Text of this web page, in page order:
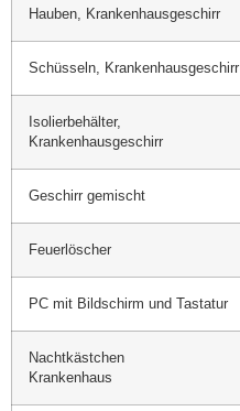
Hauben, Krankenhausgeschirr
Schüsseln, Krankenhausgeschirr
Isolierbehälter,
Krankenhausgeschirr
Geschirr gemischt
Feuerlöscher
PC mit Bildschirm und Tastatur
Nachtkästchen
Krankenhaus